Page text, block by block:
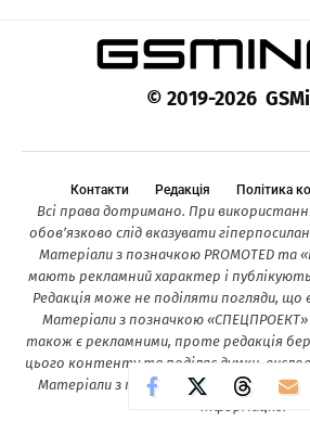
© 2019-2026
Контакти Редакція Політика
Всі права дотримано. При
обов’язково слід вказувати
Матеріали з позначкою PROMOTED та
мають рекламний характер і
Редакція може не поділяти погляди, що
Матеріали з позначкою
також є рекламними, проте редакція
цього контенту та поділяє думки,
Матеріали з позначкою «ОГЛЯД»